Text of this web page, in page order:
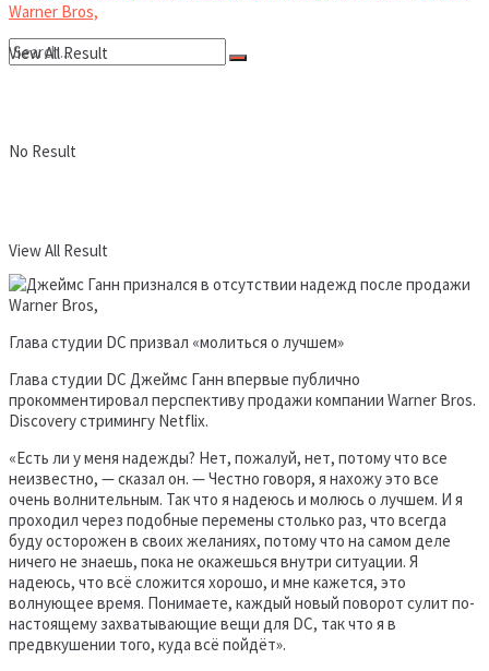
No Result
View All Result
View All Result
Глава студии DC призвал «молиться о лучшем»
Глава студии DC Джеймс Ганн впервые публично
прокомментировал перспективу продажи компании Warner Bros.
Discovery стримингу Netflix.
«Есть ли у меня надежды? Нет, пожалуй, нет, потому что все
неизвестно, — сказал он. — Честно говоря, я нахожу это все
очень волнительным. Так что я надеюсь и молюсь о лучшем. И я
проходил через подобные перемены столько раз, что всегда
буду осторожен в своих желаниях, потому что на самом деле
ничего не знаешь, пока не окажешься внутри ситуации. Я
надеюсь, что всё сложится хорошо, и мне кажется, это
волнующее время. Понимаете, каждый новый поворот сулит по-
настоящему захватывающие вещи для DC, так что я в
предвкушении того, куда всё пойдёт».